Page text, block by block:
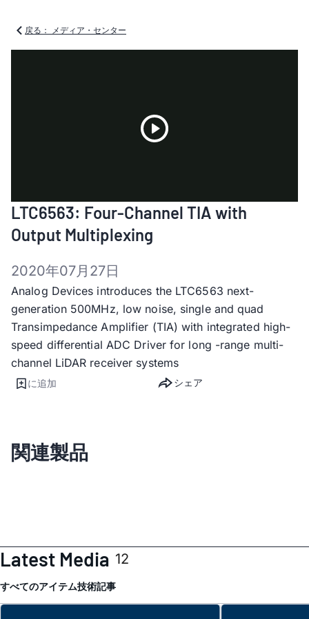
戻る： メディア・センター
Video
LTC6563: Four-Channel TIA with
Output Multiplexing
2020年07月27日
Analog Devices introduces the LTC6563 next-
generation 500MHz, low noise, single and quad
Transimpedance Amplifier (TIA) with integrated high-
speed differential ADC Driver for long -range multi-
channel LiDAR receiver systems
に追加 シェア
関連製品
Latest Media 12
すべてのアイテム技術記事